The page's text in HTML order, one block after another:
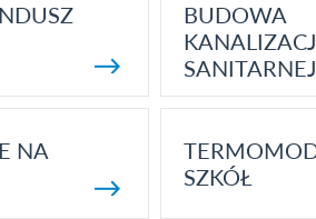
BUDOWA
NA
SZKÓŁ